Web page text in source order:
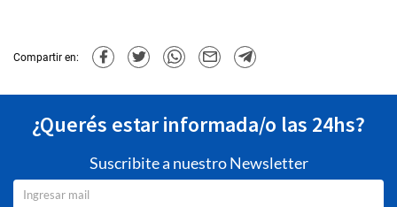
Compartir en:
¿Querés estar informada/o las 24hs?
Suscribite a nuestro Newsletter